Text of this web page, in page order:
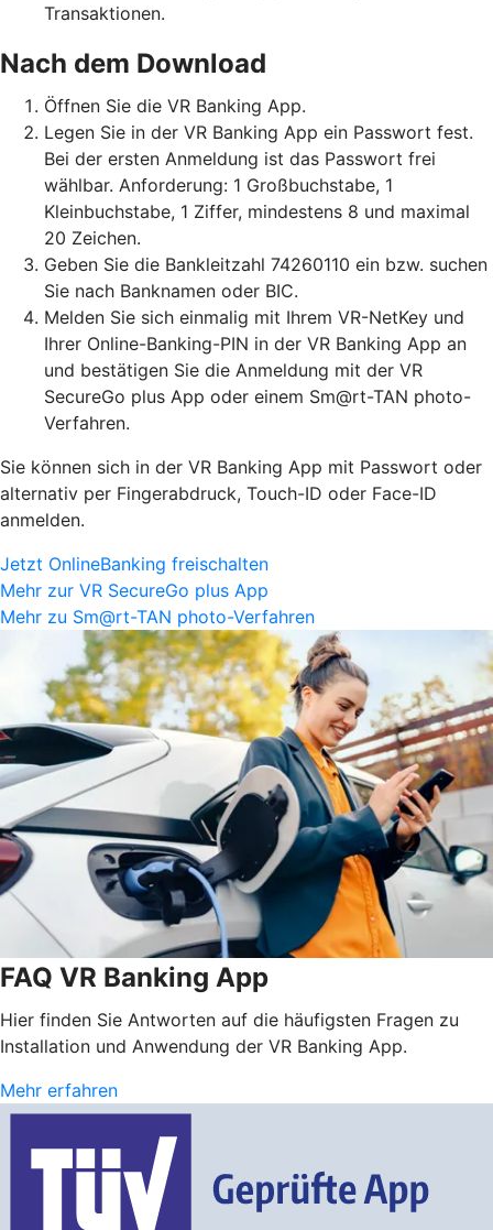
Transaktionen.
Nach dem Download
Öffnen Sie die VR Banking App.
Legen Sie in der VR Banking App ein Passwort fest.
Bei der ersten Anmeldung ist das Passwort frei
wählbar. Anforderung: 1 Großbuchstabe, 1
Kleinbuchstabe, 1 Ziffer, mindestens 8 und maximal
20 Zeichen.
Geben Sie die Bankleitzahl 74260110 ein bzw. suchen
Sie nach Banknamen oder BIC.
Melden Sie sich einmalig mit Ihrem VR-NetKey und
Ihrer Online-Banking-PIN in der VR Banking App an
und bestätigen Sie die Anmeldung mit der VR
SecureGo plus App oder einem Sm@rt-TAN photo-
Verfahren.
Sie können sich in der VR Banking App mit Passwort oder
alternativ per Fingerabdruck, Touch-ID oder Face-ID
anmelden.
Jetzt OnlineBanking freischalten
Mehr zur VR SecureGo plus App
Mehr zu Sm@rt-TAN photo-Verfahren
FAQ VR Banking App
Hier finden Sie Antworten auf die häufigsten Fragen zu
Installation und Anwendung der VR Banking App.
Mehr erfahren